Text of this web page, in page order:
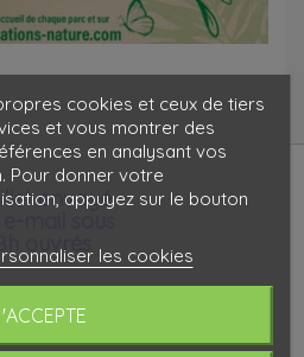
envoyé
ouvrés
cookies et ceux de tiers
et vous montrer des
en analysant vos
Pour donner votre
appuyez sur le bouton
les cookies